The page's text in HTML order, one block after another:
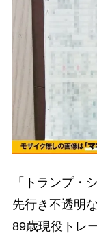
「トランプ・
先行き不透明
89歳現役トレ